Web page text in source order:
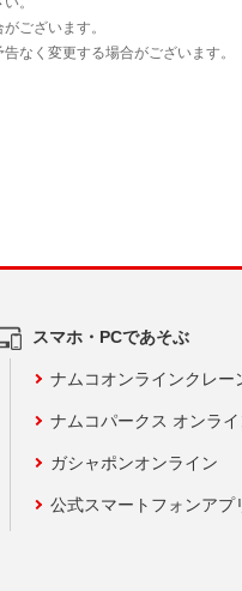
スマホ・PCであそぶ
ナムコオンラインクレー
ナムコパークス オンラ
ガシャポンオンライン
公式スマートフォンアプ